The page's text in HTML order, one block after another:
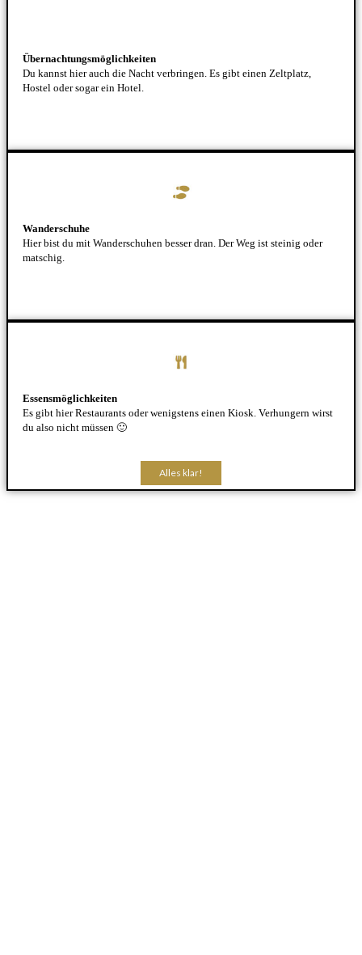
Alles klar!
Alles klar!
Übernachtungsmöglichkeiten
Du kannst hier auch die Nacht verbringen. Es gibt einen Zeltplatz,
Hostel oder sogar ein Hotel.
Alles klar!
Wanderschuhe
Hier bist du mit Wanderschuhen besser dran. Der Weg ist steinig oder
matschig.
Alles klar!
Essensmöglichkeiten
Es gibt hier Restaurants oder wenigstens einen Kiosk. Verhungern wirst
du also nicht müssen 🙂
Alles klar!